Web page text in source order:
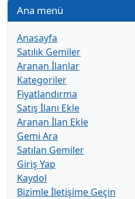
Ana menü
Anasayfa
Satılık Gemiler
Aranan İlanlar
Kategoriler
Fiyatlandırma
Satış İlanı Ekle
Aranan İlan Ekle
Gemi Ara
Satılan Gemiler
Giriş Yap
Kaydol
Bizimle İletişime Geçin